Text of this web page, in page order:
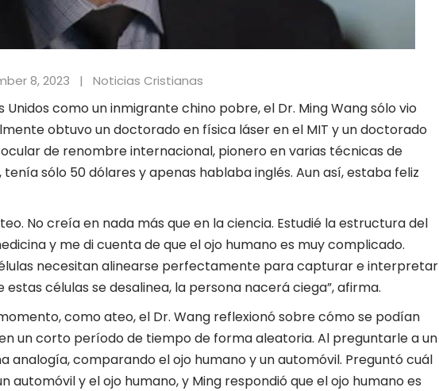
8, 2023 Noticias Cristianas
Unidos como un inmigrante chino pobre, el Dr. Ming Wang sólo vio
obtuvo un doctorado en física láser en el MIT y un doctorado
de renombre internacional, pionero en varias técnicas de
sólo 50 dólares y apenas hablaba inglés. Aun así, estaba feliz
No creía en nada más que en la ciencia. Estudié la estructura del
y me di cuenta de que el ojo humano es muy complicado.
necesitan alinearse perfectamente para capturar e interpretar
estas células se desalinea, la persona nacerá ciega”, afirma.
como ateo, el Dr. Wang reflexionó sobre cómo se podían
un corto período de tiempo de forma aleatoria. Al preguntarle a un
analogía, comparando el ojo humano y un automóvil. Preguntó cuál
automóvil y el ojo humano, y Ming respondió que el ojo humano es